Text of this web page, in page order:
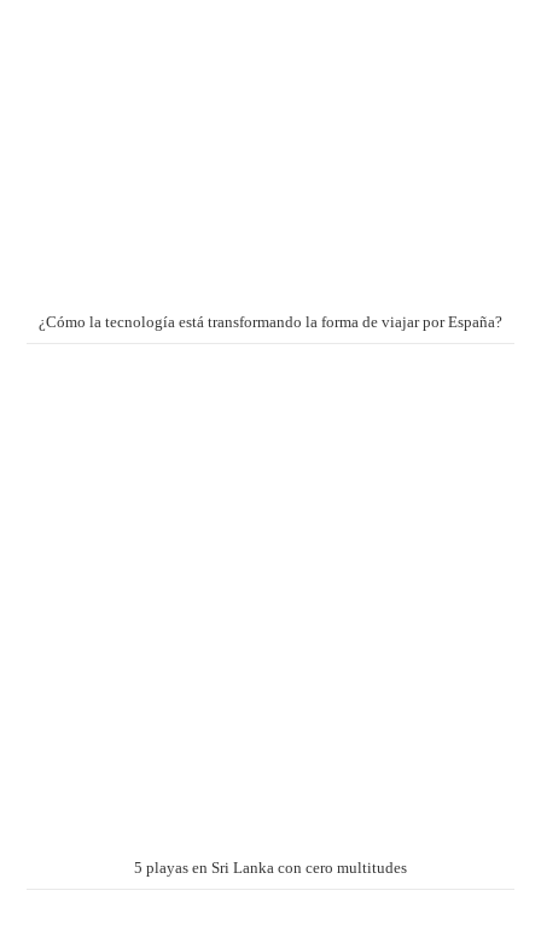
¿Cómo la tecnología está transformando la forma de viajar por España?
5 playas en Sri Lanka con cero multitudes